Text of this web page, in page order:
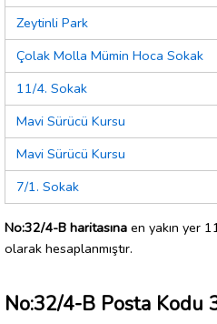
Zeytinli Park
Çolak Molla Mümin Hoca Sokak
11/4. Sokak
Mavi Sürücü Kursu
Mavi Sürücü Kursu
7/1. Sokak
No:32/4-B haritasına en yakın yer
olarak hesaplanmıştır.
No:32/4-B Posta Kodu